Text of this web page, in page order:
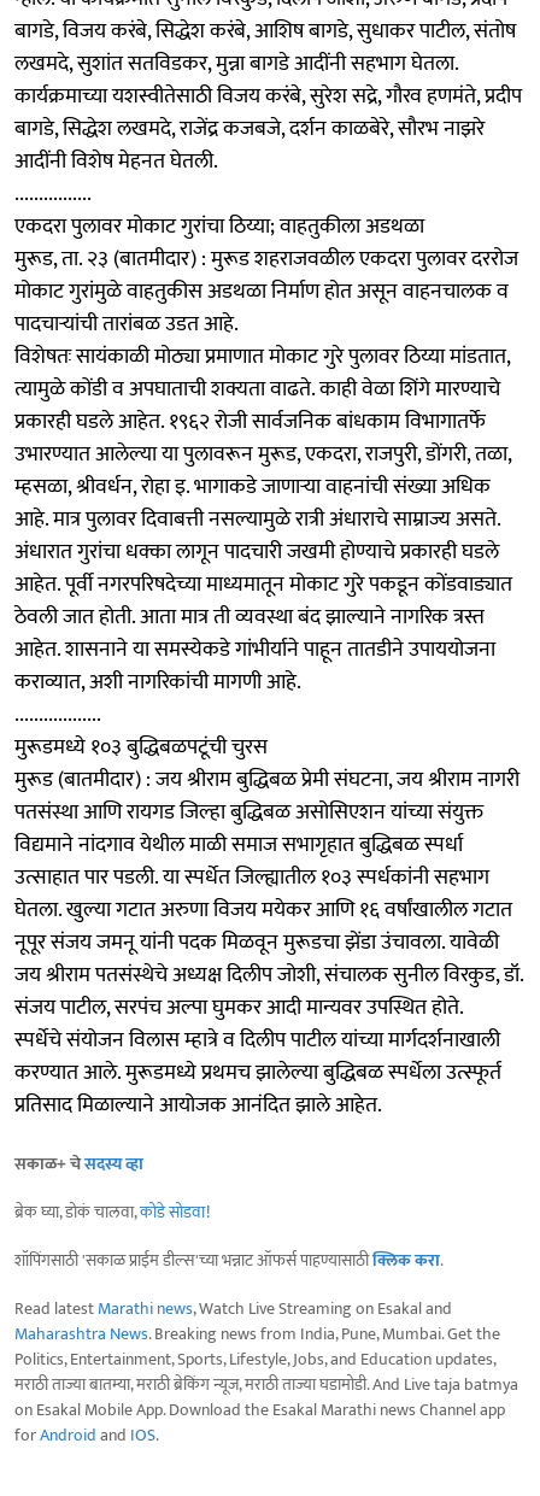
बागडे, विजय करंबे, सिद्धेश करंबे, आशिष बागडे, सुधाकर पाटील, संतोष
लखमदे, सुशांत सतविडकर, मुन्ना बागडे आदींनी सहभाग घेतला.
कार्यक्रमाच्या यशस्वीतेसाठी विजय करंबे, सुरेश सद्रे, गौरव हणमंते, प्रदीप
बागडे, सिद्धेश लखमदे, राजेंद्र कजबजे, दर्शन काळबेरे, सौरभ नाझरे
आदींनी विशेष मेहनत घेतली.
................
एकदरा पुलावर मोकाट गुरांचा ठिय्या; वाहतुकीला अडथळा
मुरूड, ता. २३ (बातमीदार) : मुरूड शहराजवळील एकदरा पुलावर दररोज
मोकाट गुरांमुळे वाहतुकीस अडथळा निर्माण होत असून वाहनचालक व
पादचाऱ्यांची तारांबळ उडत आहे.
विशेषतः सायंकाळी मोठ्या प्रमाणात मोकाट गुरे पुलावर ठिय्या मांडतात,
त्यामुळे कोंडी व अपघाताची शक्यता वाढते. काही वेळा शिंगे मारण्याचे
प्रकारही घडले आहेत. १९६२ रोजी सार्वजनिक बांधकाम विभागातर्फे
उभारण्यात आलेल्या या पुलावरून मुरूड, एकदरा, राजपुरी, डोंगरी, तळा,
म्हसळा, श्रीवर्धन, रोहा इ. भागाकडे जाणाऱ्या वाहनांची संख्या अधिक
आहे. मात्र पुलावर दिवाबत्ती नसल्यामुळे रात्री अंधाराचे साम्राज्य असते.
अंधारात गुरांचा धक्का लागून पादचारी जखमी होण्याचे प्रकारही घडले
आहेत. पूर्वी नगरपरिषदेच्या माध्यमातून मोकाट गुरे पकडून कोंडवाड्यात
ठेवली जात होती. आता मात्र ती व्यवस्था बंद झाल्याने नागरिक त्रस्त
आहेत. शासनाने या समस्येकडे गांभीर्याने पाहून तातडीने उपाययोजना
कराव्यात, अशी नागरिकांची मागणी आहे.
..................
मुरूडमध्ये १०३ बुद्धिबळपटूंची चुरस
मुरूड (बातमीदार) : जय श्रीराम बुद्धिबळ प्रेमी संघटना, जय श्रीराम नागरी
पतसंस्था आणि रायगड जिल्हा बुद्धिबळ असोसिएशन यांच्या संयुक्त
विद्यमाने नांदगाव येथील माळी समाज सभागृहात बुद्धिबळ स्पर्धा
उत्साहात पार पडली. या स्पर्धेत जिल्ह्यातील १०३ स्पर्धकांनी सहभाग
घेतला. खुल्या गटात अरुणा विजय मयेकर आणि १६ वर्षांखालील गटात
नूपूर संजय जमनू यांनी पदक मिळवून मुरूडचा झेंडा उंचावला. यावेळी
जय श्रीराम पतसंस्थेचे अध्यक्ष दिलीप जोशी, संचालक सुनील विरकुड, डॉ.
संजय पाटील, सरपंच अल्पा घुमकर आदी मान्यवर उपस्थित होते.
स्पर्धेचे संयोजन विलास म्हात्रे व दिलीप पाटील यांच्या मार्गदर्शनाखाली
करण्यात आले. मुरूडमध्ये प्रथमच झालेल्या बुद्धिबळ स्पर्धेला उत्स्फूर्त
प्रतिसाद मिळाल्याने आयोजक आनंदित झाले आहेत.
सकाळ+ चेसदस्य व्हा
ब्रेक घ्या, डोकं चालवा,कोडे सोडवा!
शॉपिंगसाठी 'सकाळ प्राईम डील्स'च्या भन्नाट ऑफर्स पाहण्यासाठीक्लिक करा.
Read latestMarathi news, Watch Live Streaming on Esakal and
Maharashtra News. Breaking news from India, Pune, Mumbai. Get the
Politics, Entertainment, Sports, Lifestyle, Jobs, and Education updates,
मराठी ताज्या बातम्या, मराठी ब्रेकिंग न्यूज, मराठी ताज्या घडामोडी. And Live taja batmya
on Esakal Mobile App. Download the Esakal Marathi news Channel app
forAndroidand IOS.